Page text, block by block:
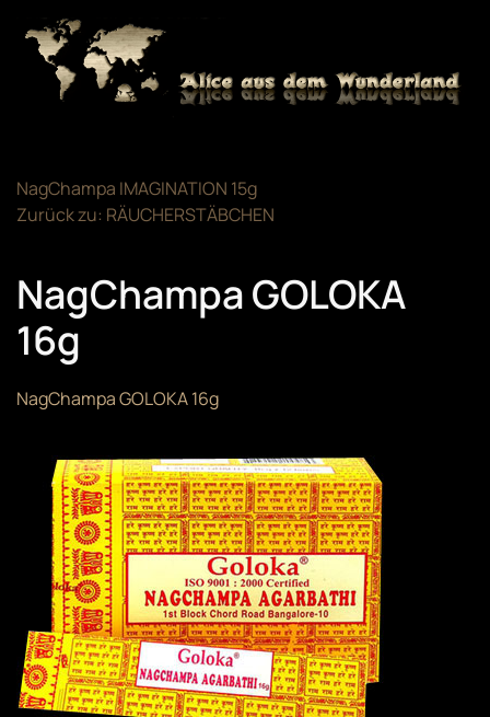
Zum Hauptinhalt springen
NagChampa IMAGINATION 15g
Zurück zu: RÄUCHERSTÄBCHEN
NagChampa GOLOKA
16g
NagChampa GOLOKA 16g